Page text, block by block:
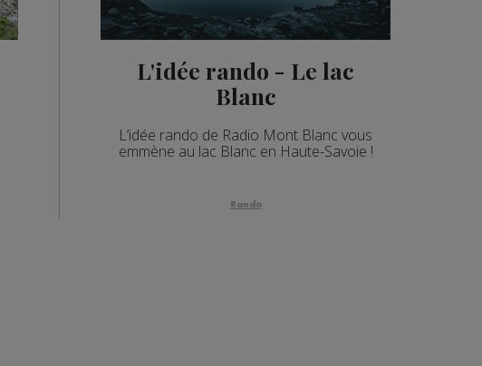
L'idée rando - Le lac
Blanc
L’idée rando de Radio Mont Blanc vous
emmène au lac Blanc en Haute-Savoie !
Rando